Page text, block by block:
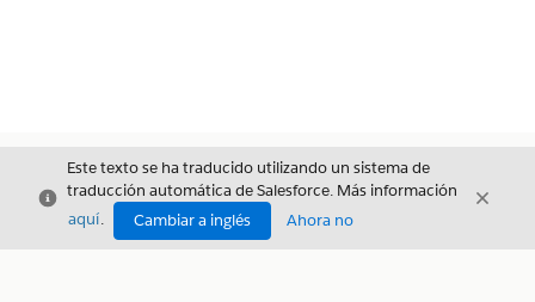
Cerrar
Este texto se ha traducido utilizando un sistema de
traducción automática de Salesforce. Más información
aquí. Cambiar a inglés Ahora no
Cerrar